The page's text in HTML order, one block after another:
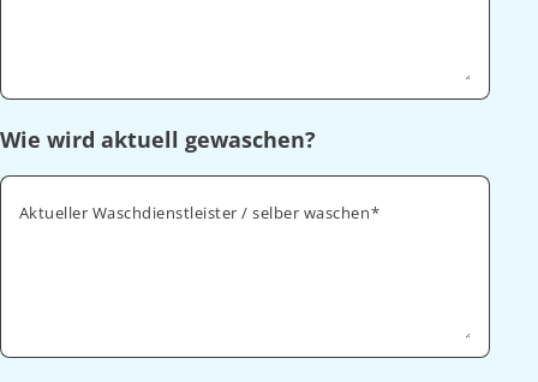
Wie wird aktuell gewaschen?
Aktueller Waschdienstleister / selber waschen